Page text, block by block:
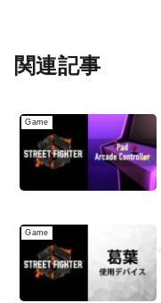
関連記事
Game
Game